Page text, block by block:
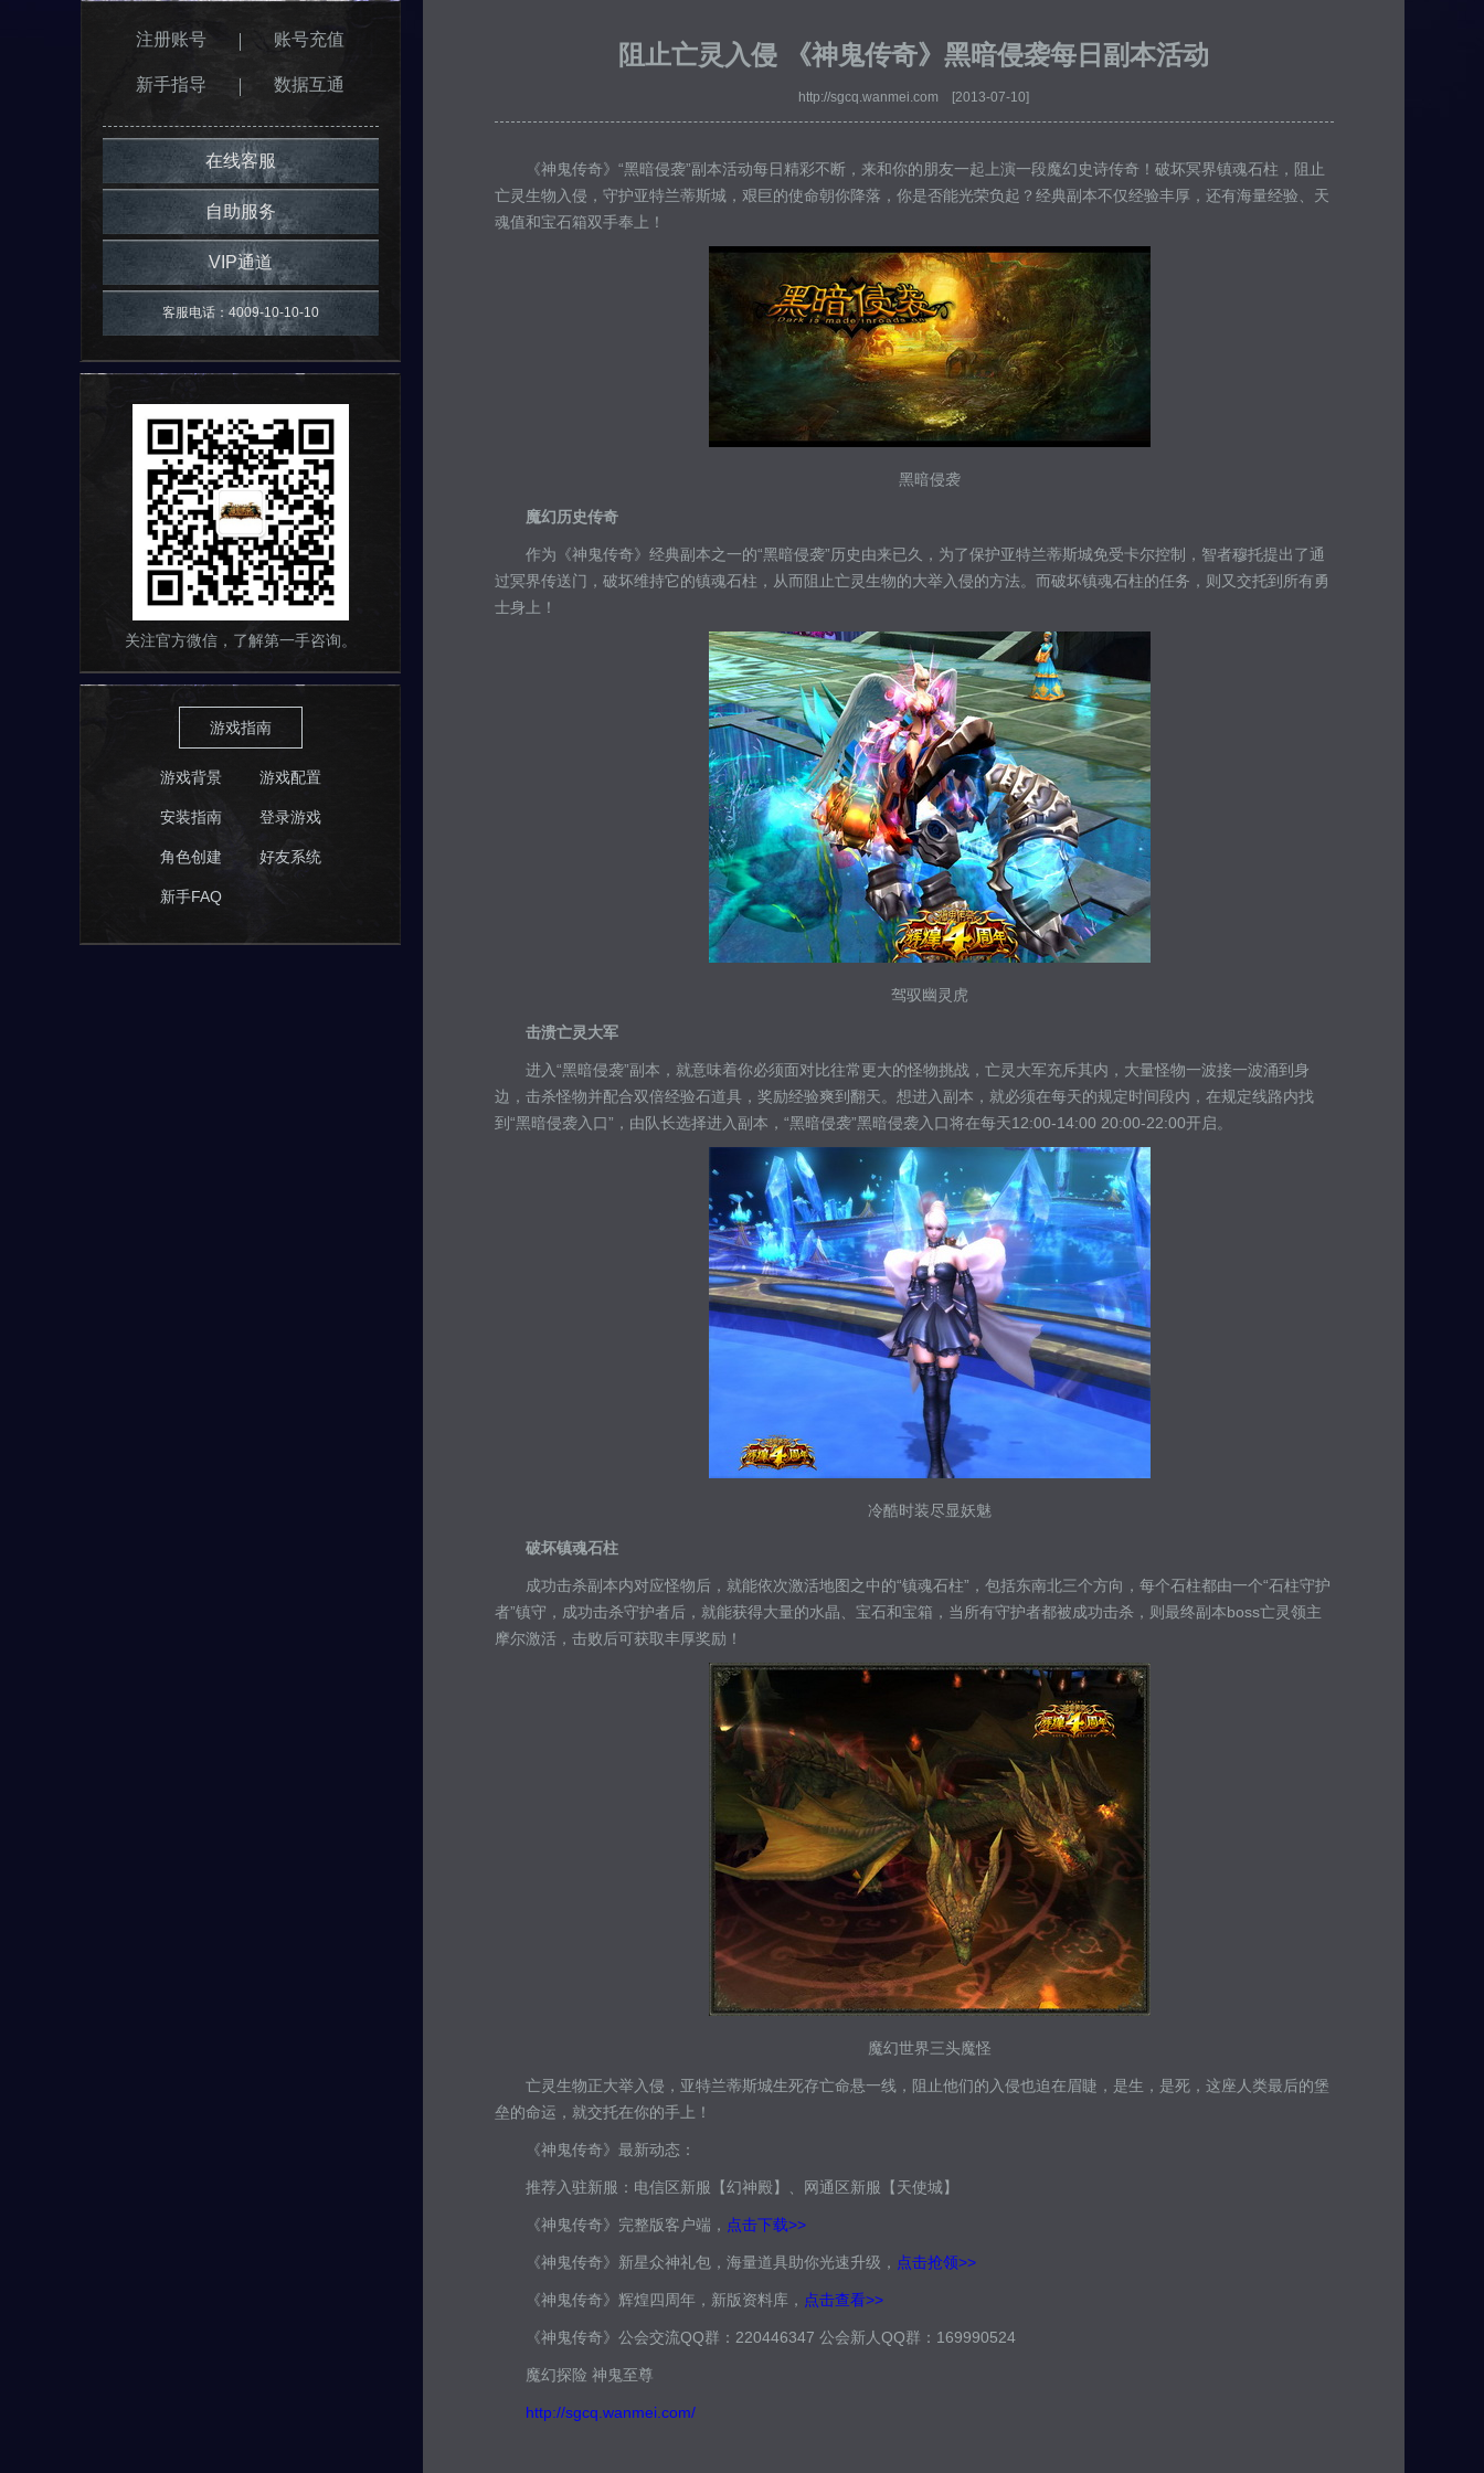
注册账号 账号充值
新手指导 数据互通
在线客服
自助服务
VIP通道
客服电话：4009-10-10-10
关注官方微信，了解第一手咨询。
游戏指南
游戏背景 游戏配置
安装指南 登录游戏
角色创建 好友系统
新手FAQ
阻止亡灵入侵 《神鬼传奇》黑暗侵袭每日副本活动
http://sgcq.wanmei.com [2013-07-10]
《神鬼传奇》“黑暗侵袭”副本活动每日精彩不断，来和你的朋友一起上演一段魔幻史诗传奇！破坏冥界镇魂石柱，阻止
亡灵生物入侵，守护亚特兰蒂斯城，艰巨的使命朝你降落，你是否能光荣负起？经典副本不仅经验丰厚，还有海量经验、天
魂值和宝石箱双手奉上！
黑暗侵袭
魔幻历史传奇
作为《神鬼传奇》经典副本之一的“黑暗侵袭”历史由来已久，为了保护亚特兰蒂斯城免受卡尔控制，智者穆托提出了通
过冥界传送门，破坏维持它的镇魂石柱，从而阻止亡灵生物的大举入侵的方法。而破坏镇魂石柱的任务，则又交托到所有勇
士身上！
驾驭幽灵虎
击溃亡灵大军
进入“黑暗侵袭”副本，就意味着你必须面对比往常更大的怪物挑战，亡灵大军充斥其内，大量怪物一波接一波涌到身
边，击杀怪物并配合双倍经验石道具，奖励经验爽到翻天。想进入副本，就必须在每天的规定时间段内，在规定线路内找
到“黑暗侵袭入口”，由队长选择进入副本，“黑暗侵袭”黑暗侵袭入口将在每天12:00-14:00 20:00-22:00开启。
冷酷时装尽显妖魅
破坏镇魂石柱
成功击杀副本内对应怪物后，就能依次激活地图之中的“镇魂石柱”，包括东南北三个方向，每个石柱都由一个“石柱守护
者”镇守，成功击杀守护者后，就能获得大量的水晶、宝石和宝箱，当所有守护者都被成功击杀，则最终副本boss亡灵领主
摩尔激活，击败后可获取丰厚奖励！
魔幻世界三头魔怪
亡灵生物正大举入侵，亚特兰蒂斯城生死存亡命悬一线，阻止他们的入侵也迫在眉睫，是生，是死，这座人类最后的堡
垒的命运，就交托在你的手上！
《神鬼传奇》最新动态：
推荐入驻新服：电信区新服【幻神殿】、网通区新服【天使城】
《神鬼传奇》完整版客户端， 点击下载>>
《神鬼传奇》新星众神礼包，海量道具助你光速升级， 点击抢领>>
《神鬼传奇》辉煌四周年，新版资料库， 点击查看>>
《神鬼传奇》公会交流QQ群：220446347 公会新人QQ群：169990524
魔幻探险 神鬼至尊
http://sgcq.wanmei.com/